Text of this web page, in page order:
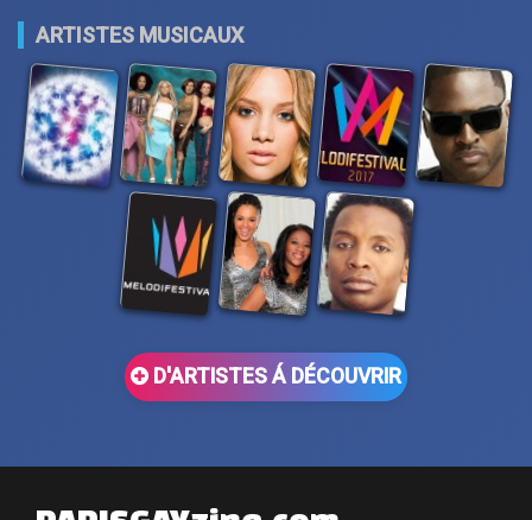
ARTISTES MUSICAUX
D'ARTISTES Á DÉCOUVRIR